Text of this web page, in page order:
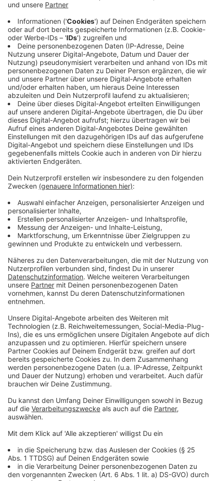
Das Scala Cinema in Opladen war zufrieden: dank
knapp 29.000 Besuchern konnte das Kino das Jahr mit
einem kleinen Finanz-Plus abschließen, so der
Betreiber. Auch die Besucherzahlen im Kommunalen
Kino waren konstant. Und trotz eines schwierigen
Starts war auch das Kinopolis zufrieden. Die
Besucherzahlen waren demnach höher als im Vorjahr,
aber noch nicht wieder auf vor Pandemie-Niveau.
Anzeige
Beliebteste Filme
Anzeige
Besonders gut liefen im Kinopolis unter anderem die
Filme „Zoomania 2“, „Avatar“ und „Das Kanu des
Manitu“. Mit „Extrawurst“ sei das laufende Jahr auch
gut gestartet. Im Scala liefen „Amrum", „Der Salzpfad"
und „Der Pinguin meines Lebens" besonders gut. Das
Scala Cinema ist zudem optimistisch und hofft auch in
diesem Jahr auf finanzielle Unterstützung aus
Förderprogrammen.
Nach Bau im Kinopolis
Anzeige
Eine Veränderung gibt es aber: nach dem
Wasserschaden im Foyer sind Renovierung und Umbau
abgeschlossen. Neben dem Eingangsbereich gibt es
jetzt einen Lounge-ähnlichen Bereich mit Bar in dem es
ersten Stock gibt es jetzt mehr Sitzmöglichkeiten und
einen neuen Tresen.